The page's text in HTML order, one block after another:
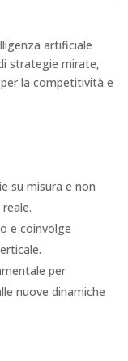
artificiale
strategie mirate,
la competitività e
su misura e non
e coinvolge
per
nuove dinamiche